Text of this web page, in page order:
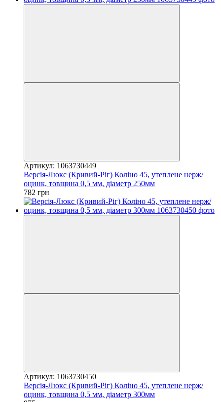
Артикул: 1063730449
Версія-Люкс (Кривий-Ріг) Коліно 45, утеплене нерж/
оцинк, товщина 0,5 мм, діаметр 250мм
782 грн
Артикул: 1063730450
Версія-Люкс (Кривий-Ріг) Коліно 45, утеплене нерж/
оцинк, товщина 0,5 мм, діаметр 300мм